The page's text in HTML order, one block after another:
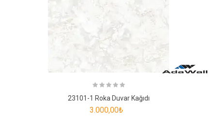
23101-1 Roka Duvar Kağıdı
3.000,00₺